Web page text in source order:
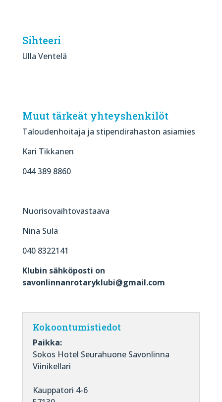
Sihteeri
Ulla Ventelä
Muut tärkeät yhteyshenkilöt
Taloudenhoitaja ja stipendirahaston asiamies
Kari Tikkanen
044 389 8860
Nuorisovaihtovastaava
Nina Sula
040 8322141
Klubin sähköposti on
savonlinnanrotaryklubi@gmail.com
Kokoontumistiedot
Paikka:
Sokos Hotel Seurahuone Savonlinna
Viinikellari
Kauppatori 4-6